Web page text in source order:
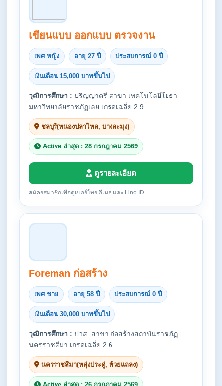
เขียนแบบ ออกแบบ ตรวจงาน
เพศ หญิง อายุ 27 ปี ประสบการณ์ 0 ปี
เงินเดือน 15,000 บาทขึ้นไป
วุฒิการศึกษา : ปริญญาตรี สาขา เทคโนโลยีโยธา
มหาวิทยาลัยราชภัฏเลย เกรดเฉลี่ย 2.9
ชลบุรี(หนองปลาไหล, บางละมุง)
Active ล่าสุด : 28 กรกฎาคม 2569
ดูรายละเอียด
สมัครสมาชิกเพื่อดูเบอร์โทร อีเมล และ Line ID
Foreman ก่อสร้าง
เพศ ชาย อายุ 58 ปี ประสบการณ์ 0 ปี
เงินเดือน 30,000 บาทขึ้นไป
วุฒิการศึกษา : ปวส. สาขา ก่อสร้างสถาบันราชภัฏ
นครราชสีมา เกรดเฉลี่ย 2.6
นครราชสีมา(หลุ่งประดู่, ห้วยแถลง)
Active ล่าสุด : 26 กรกฎาคม 2569